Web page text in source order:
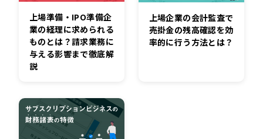
上場準備・IPO準備企
業の経理に求められる
ものとは？請求業務に
与える影響まで徹底解
説
上場企業の会計監査で
売掛金の残高確認を効
率的に行う方法とは？